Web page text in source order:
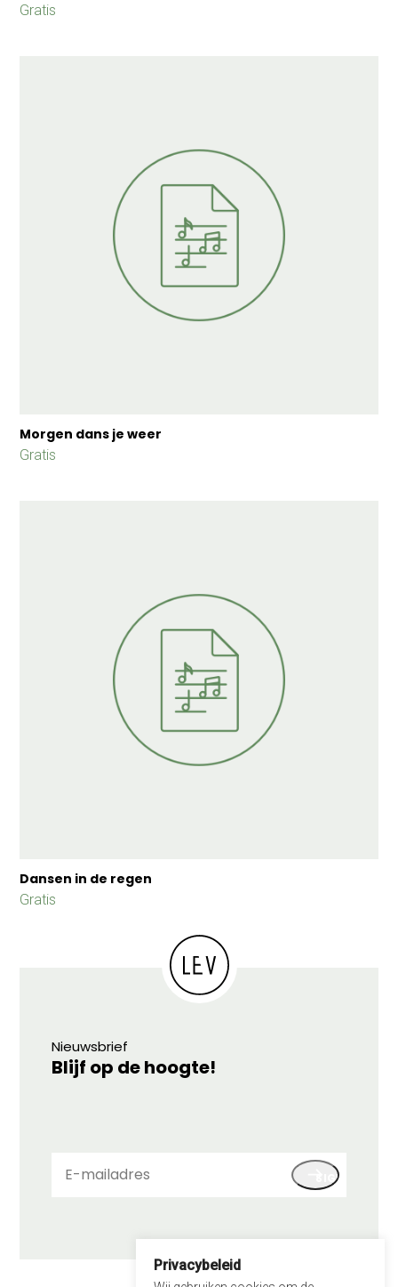
Gratis
Morgen dans je weer
Gratis
Dansen in de regen
Gratis
Nieuwsbrief
Blijf op de hoogte!
SIGN UP
Privacybeleid